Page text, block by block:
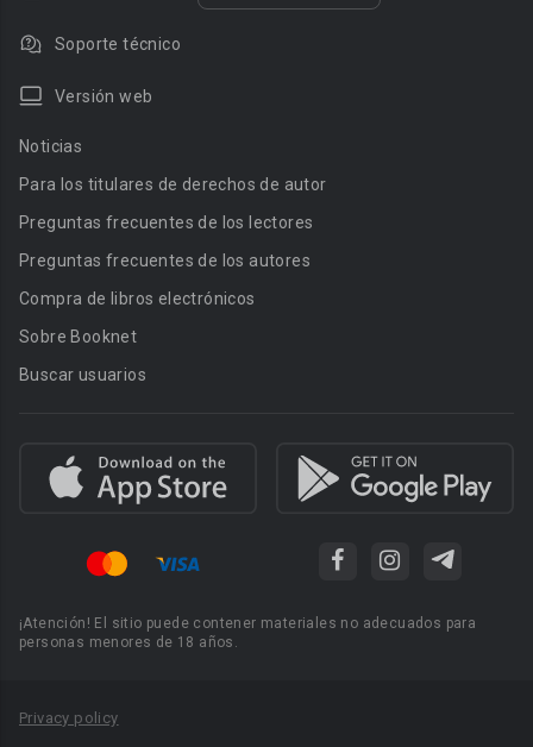
Soporte técnico
Versión web
Noticias
Para los titulares de derechos de autor
Preguntas frecuentes de los lectores
Preguntas frecuentes de los autores
Compra de libros electrónicos
Sobre Booknet
Buscar usuarios
¡Atención! El sitio puede contener materiales no adecuados para
personas menores de 18 años.
Privacy policy